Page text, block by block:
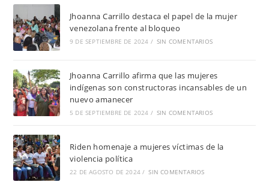
Jhoanna Carrillo destaca el papel de la mujer
venezolana frente al bloqueo
9 DE SEPTIEMBRE DE 2024 / SIN COMENTARIOS
Jhoanna Carrillo afirma que las mujeres
indígenas son constructoras incansables de un
nuevo amanecer
5 DE SEPTIEMBRE DE 2024 / SIN COMENTARIOS
Riden homenaje a mujeres víctimas de la
violencia política
22 DE AGOSTO DE 2024 / SIN COMENTARIOS